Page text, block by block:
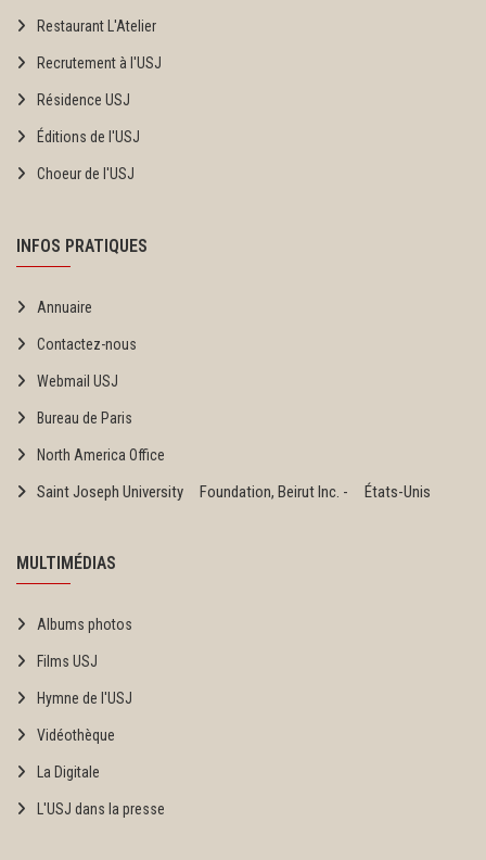
Restaurant L'Atelier
Recrutement à l'USJ
Résidence USJ
Éditions de l'USJ
Choeur de l'USJ
INFOS PRATIQUES
Annuaire
Contactez-nous
Webmail USJ
Bureau de Paris
North America Office
Saint Joseph University Foundation, Beirut Inc. - États-Unis
MULTIMÉDIAS
Albums photos
Films USJ
Hymne de l'USJ
Vidéothèque
La Digitale
L'USJ dans la presse